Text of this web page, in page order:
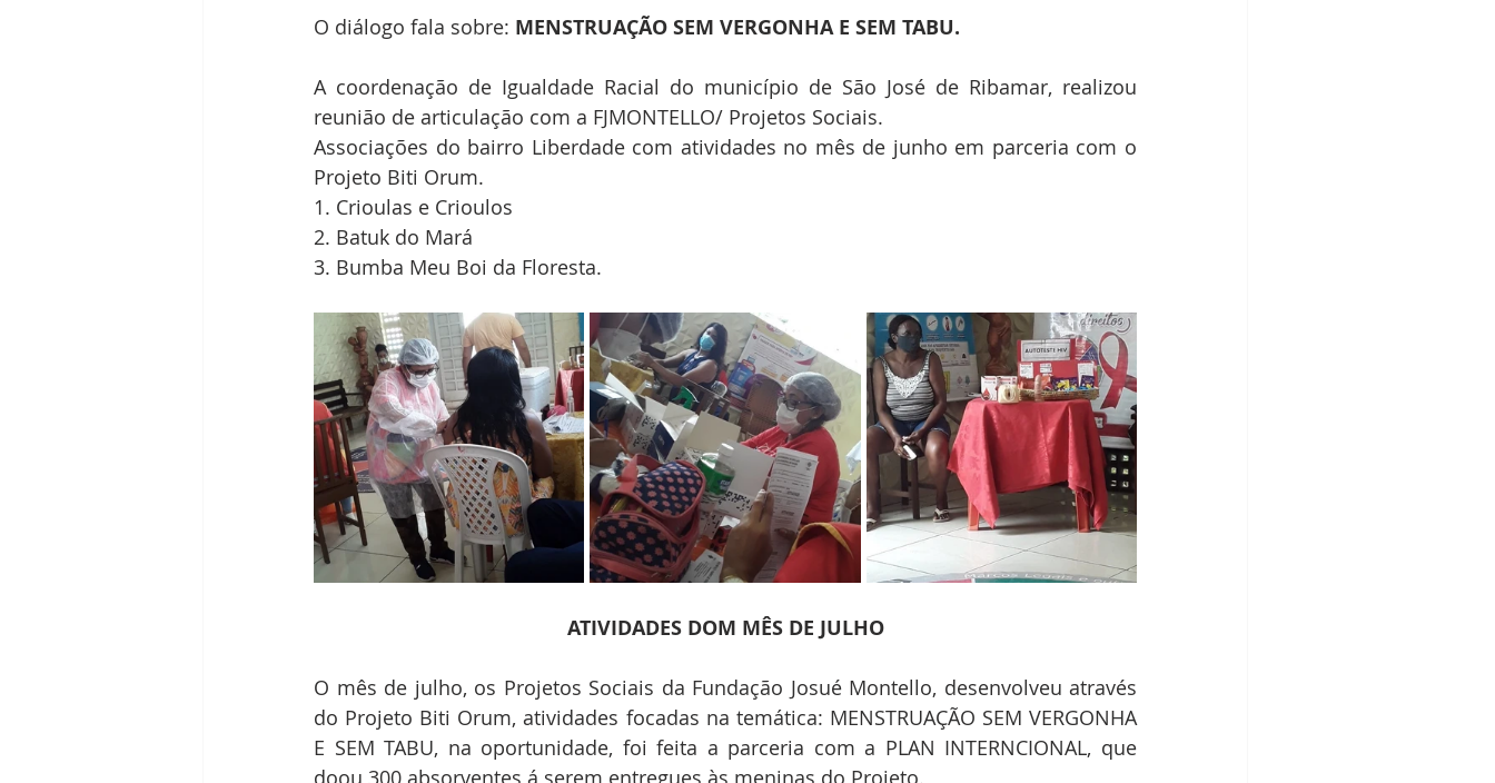
O diálogo fala sobre: MENSTRUAÇÃO SEM VERGONHA E SEM TABU.
A coordenação de Igualdade Racial do município de São José de Ribamar, realizou
reunião de articulação com a FJMONTELLO/ Projetos Sociais.
Associações do bairro Liberdade com atividades no mês de junho em parceria com o
Projeto Biti Orum.
1. Crioulas e Crioulos
2. Batuk do Mará
3. Bumba Meu Boi da Floresta.
ATIVIDADES DOM MÊS DE JULHO
O mês de julho, os Projetos Sociais da Fundação Josué Montello, desenvolveu através
do Projeto Biti Orum, atividades focadas na temática: MENSTRUAÇÃO SEM VERGONHA
E SEM TABU, na oportunidade, foi feita a parceria com a PLAN INTERNCIONAL, que
doou 300 absorventes á serem entregues às meninas do Projeto.